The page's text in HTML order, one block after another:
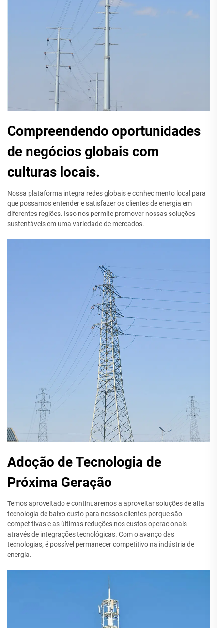
Compreendendo oportunidades
de negócios globais com
culturas locais.
Nossa plataforma integra redes globais e conhecimento local para
que possamos entender e satisfazer os clientes de energia em
diferentes regiões. Isso nos permite promover nossas soluções
sustentáveis em uma variedade de mercados.
Adoção de Tecnologia de
Próxima Geração
Temos aproveitado e continuaremos a aproveitar soluções de alta
tecnologia de baixo custo para nossos clientes porque são
competitivas e as últimas reduções nos custos operacionais
através de integrações tecnológicas. Com o avanço das
tecnologias, é possível permanecer competitivo na indústria de
energia.